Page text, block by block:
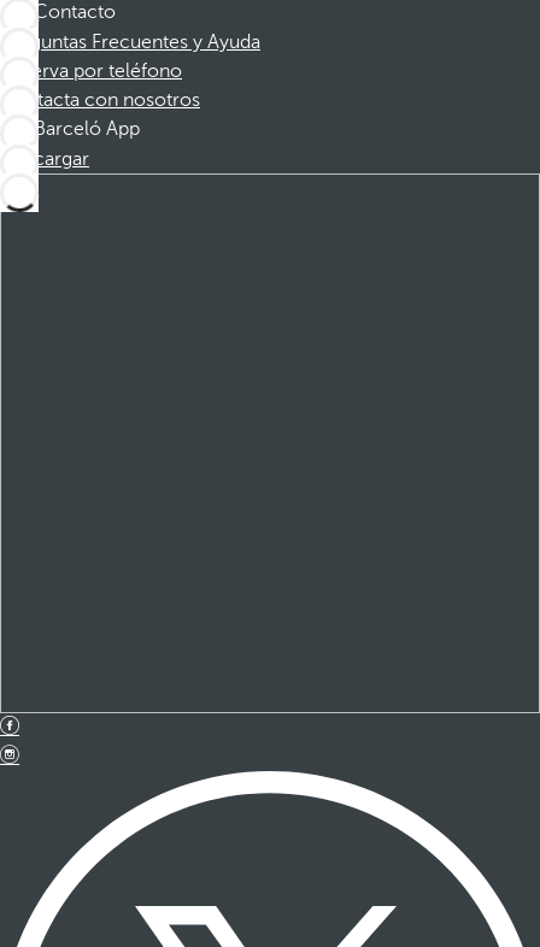
Contacto
Preguntas Frecuentes y Ayuda
Reserva por teléfono
Contacta con nosotros
Barceló App
Descargar